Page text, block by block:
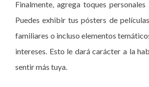
Finalmente, agrega toques
Puedes exhibir tus pósters de
familiares o incluso elementos
intereses. Esto le dará carácter a la
sentir más tuya.